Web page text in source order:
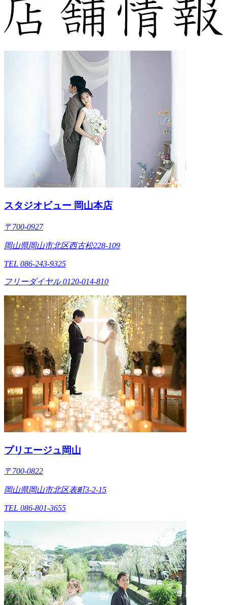
スタジオビュー 岡山本店
〒700-0927
岡山県岡山市北区西古松228-109
TEL 086-243-9325
フリーダイヤル 0120-014-810
プリエージュ岡山
〒700-0822
岡山県岡山市北区表町3-2-15
TEL 086-801-3655